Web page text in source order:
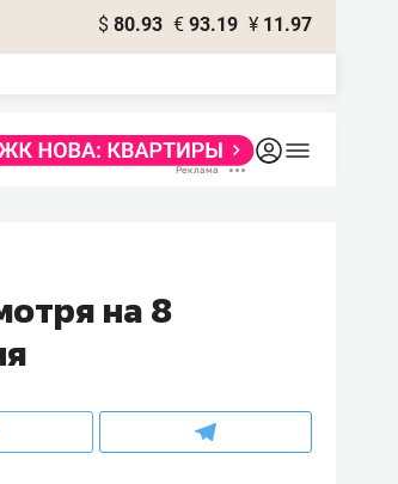
$ 80.93 € 93.19 ¥ 11.97
на 8